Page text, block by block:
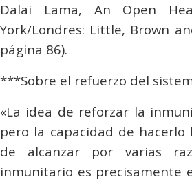
Dalai Lama, An Open
York/Londres: Little, Brown
página 86).
***Sobre el refuerzo del
«La idea de reforzar la
pero la capacidad de
de alcanzar por varias
inmunitario es precisamente